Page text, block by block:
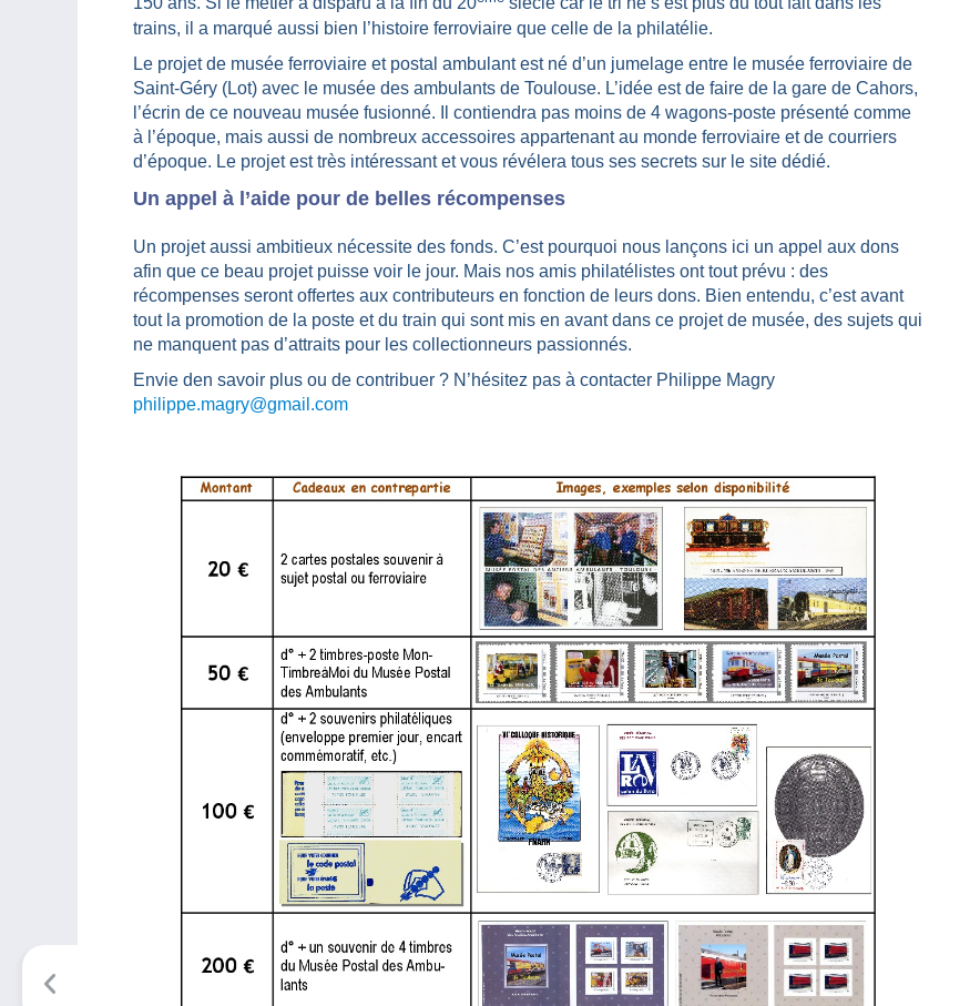
trains, il a marqué aussi bien l’histoire ferroviaire que celle de la philatélie.
Le projet de musée ferroviaire et postal ambulant est né d’un jumelage entre le musée ferroviaire de
Saint-Géry (Lot) avec le musée des ambulants de Toulouse. L’idée est de faire de la gare de Cahors,
l’écrin de ce nouveau musée fusionné. Il contiendra pas moins de 4 wagons-poste présenté comme
à l’époque, mais aussi de nombreux accessoires appartenant au monde ferroviaire et de courriers
d’époque. Le projet est très intéressant et vous révélera tous ses secrets sur le site dédié.
Un appel à l’aide pour de belles récompenses
Un projet aussi ambitieux nécessite des fonds. C’est pourquoi nous lançons ici un appel aux dons
afin que ce beau projet puisse voir le jour. Mais nos amis philatélistes ont tout prévu : des
récompenses seront offertes aux contributeurs en fonction de leurs dons. Bien entendu, c’est avant
tout la promotion de la poste et du train qui sont mis en avant dans ce projet de musée, des sujets qui
ne manquent pas d’attraits pour les collectionneurs passionnés.
Envie den savoir plus ou de contribuer ? N’hésitez pas à contacter Philippe Magry
philippe.magry@gmail.com